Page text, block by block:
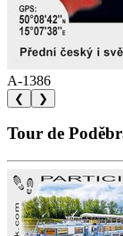
A-1386
❮ ❯
Tour de